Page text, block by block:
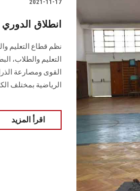
2021-11-17
انطلاق
نظم قطاع التعليم
التعليم والطلاب،
القوى ومصارعة
الرياضية بمختلف
اقرأ المزيد